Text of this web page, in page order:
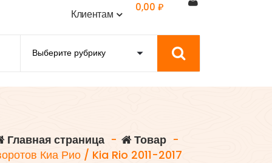
Клиентам
0,00 ₽
Главная страница - Товар -
Киа Рио / Kia Rio 2011-2017